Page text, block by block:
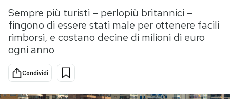
Scienza
Cultura
Economia
Sport
Media
Europa
Sempre più turisti – perlopiù britannici –
fingono di essere stati male per ottenere facili
rimborsi, e costano decine di milioni di euro
ogni anno
Condividi